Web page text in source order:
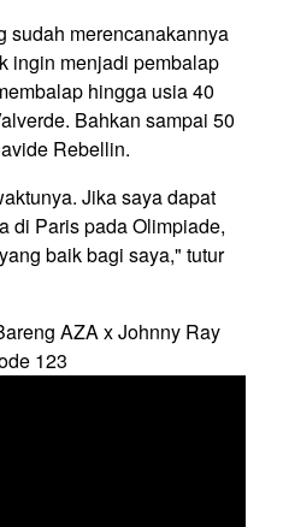
sudah merencanakannya
ingin menjadi pembalap
hingga usia 40
Bahkan sampai 50
Rebellin.
Jika saya dapat
di Paris pada Olimpiade,
baik bagi saya," tutur
AZA x Johnny Ray
123